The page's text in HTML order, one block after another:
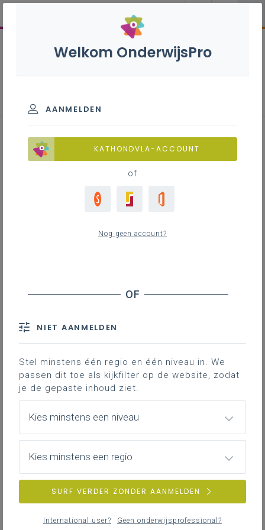
Filter
individugericht
Verbindend schoolklimaat -
meesterschap in gedrag: van inzicht
naar impact
Tijdens dit professionaliseringsinitiatief maak je
kennis met de basisprincipes van gedrag,
gedrag begrijpen als communicatie en ontwikkelt
vaardigheden om hier afgestemd en begrenzend
op te reageren.Door het volgen van dit traject
versterk je ook je klasmanagement. Tegelijk bouw
je expertise op in het analyseren van gedrag, het
toepassen van co-regulatie en het de-escalerend
Te bepalen
Te bepalen
Welkom OnderwijsPro
AANMELDEN
KATHONDVLA-ACCOUNT
of
Nog geen account?
NIET AANMELDEN
Stel minstens één regio en één niveau in. We
passen dit toe als kijkfilter op de website, zodat
je de gepaste inhoud ziet.
Kies minstens een niveau
Kies minstens een regio
SURF VERDER ZONDER AANMELDEN
International user? Geen onderwijsprofessional?